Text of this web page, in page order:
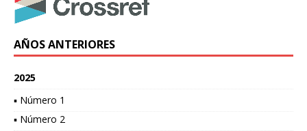
AÑOS ANTERIORES
2025
▪ Número 1
▪ Número 2